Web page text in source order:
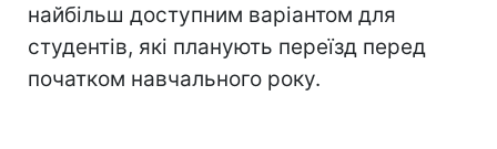
найбільш доступним варіантом для
студентів, які планують переїзд перед
початком навчального року.